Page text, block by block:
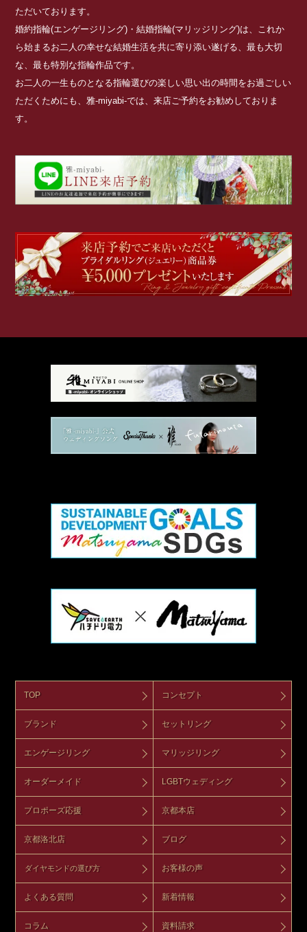
ただいております。
婚約指輪(エンゲージリング)・結婚指輪(マリッジリング)は、これか
ら始まるお二人の幸せな結婚生活を共に寄り添い遂げる、最も大切
な、最も特別な指輪作品です。
お二人の一生ものとなる指輪選びの楽しい思い出の時間をお過ごしい
ただくためにも、雅-miyabi-では、来店ご予約をお勧めしておりま
す。
TOP コンセプト
ブランド セットリング
エンゲージリング マリッジリング
オーダーメイド LGBTウェディング
プロポーズ応援 京都本店
京都洛北店 ブログ
ダイヤモンドの選び方 お客様の声
よくある質問 新着情報
コラム 資料請求